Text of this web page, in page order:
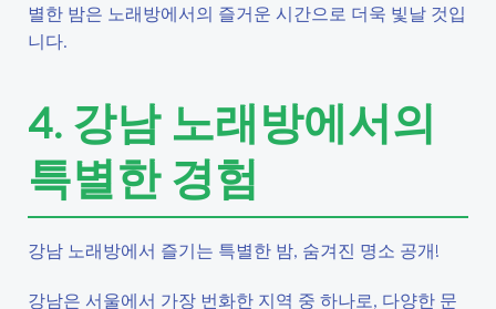
별한 밤은 노래방에서의 즐거운 시간으로 더욱 빛날 것입
니다.
4. 강남 노래방에서의
특별한 경험
강남 노래방에서 즐기는 특별한 밤, 숨겨진 명소 공개!
강남은 서울에서 가장 번화한 지역 중 하나로, 다양한 문